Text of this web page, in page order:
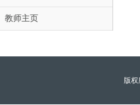
教师主页
版权